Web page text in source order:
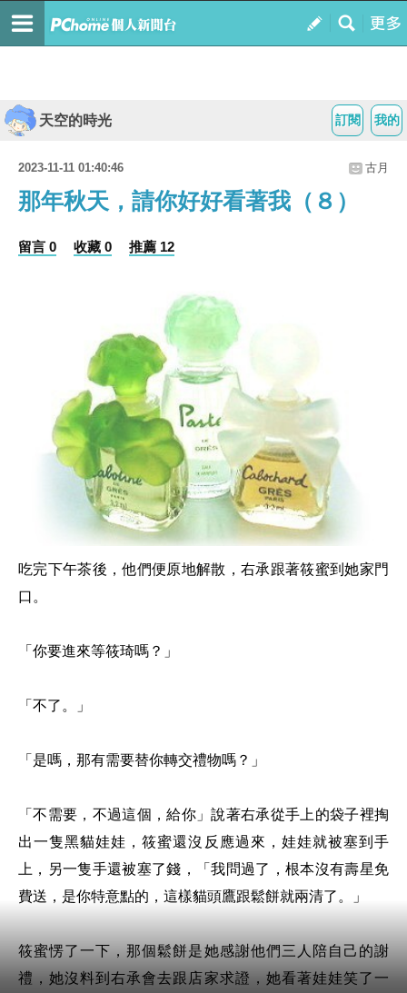
我的
訂閱
天空的時光
2023-11-11 01:40:46 古月
那年秋天，請你好好看著我（８）
留言 0 收藏 0 推薦 12
吃完下午茶後，他們便原地解散，右承跟著筱蜜到她家門
口。
「你要進來等筱琦嗎？」
「不了。」
「是嗎，那有需要替你轉交禮物嗎？」
「不需要，不過這個，給你」說著右承從手上的袋子裡掏
出一隻黑貓娃娃，筱蜜還沒反應過來，娃娃就被塞到手
上，另一隻手還被塞了錢，「我問過了，根本沒有壽星免
費送，是你特意點的，這樣貓頭鷹跟鬆餅就兩清了。」
筱蜜愣了一下，那個鬆餅是她感謝他們三人陪自己的謝
禮，她沒料到右承會去跟店家求證，她看著娃娃笑了一